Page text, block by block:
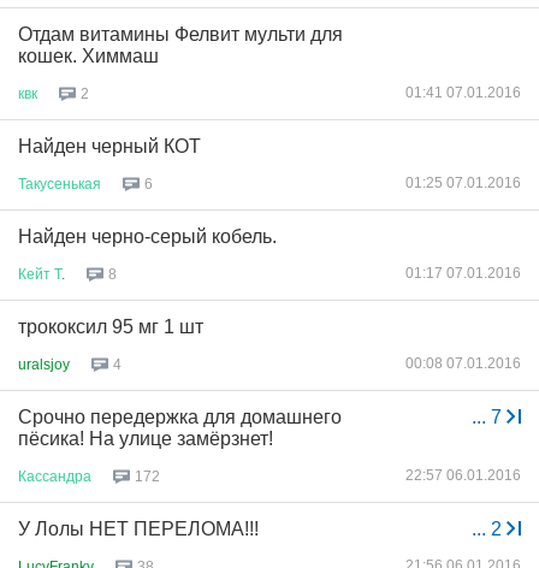
Отдам витамины Фелвит мульти для
кошек. Химмаш
квк 2 01:41 07.01.2016
Найден черный КОТ
Такусенькая 6 01:25 07.01.2016
Найден черно-серый кобель.
Кейт Т. 8 01:17 07.01.2016
трококсил 95 мг 1 шт
uralsjoy 4 00:08 07.01.2016
... 7
Срочно передержка для домашнего
пёсика! На улице замёрзнет!
Кассандра 172 22:57 06.01.2016
... 2
У Лолы НЕТ ПЕРЕЛОМА!!!